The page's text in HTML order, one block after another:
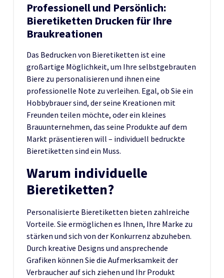
Professionell und Persönlich:
Bieretiketten Drucken für Ihre
Braukreationen
Das Bedrucken von Bieretiketten ist eine
großartige Möglichkeit, um Ihre selbstgebrauten
Biere zu personalisieren und ihnen eine
professionelle Note zu verleihen. Egal, ob Sie ein
Hobbybrauer sind, der seine Kreationen mit
Freunden teilen möchte, oder ein kleines
Brauunternehmen, das seine Produkte auf dem
Markt präsentieren will – individuell bedruckte
Bieretiketten sind ein Muss.
Warum individuelle
Bieretiketten?
Personalisierte Bieretiketten bieten zahlreiche
Vorteile. Sie ermöglichen es Ihnen, Ihre Marke zu
stärken und sich von der Konkurrenz abzuheben.
Durch kreative Designs und ansprechende
Grafiken können Sie die Aufmerksamkeit der
Verbraucher auf sich ziehen und Ihr Produkt